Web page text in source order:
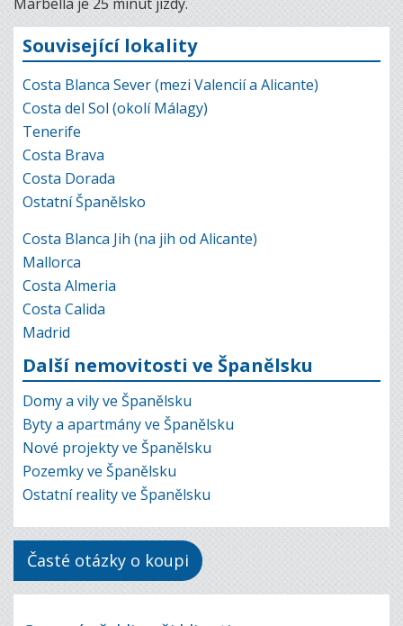
Marbella je 25 minut jízdy.
Související lokality
Costa Blanca Sever (mezi Valencií a Alicante)
Costa del Sol (okolí Málagy)
Tenerife
Costa Brava
Costa Dorada
Ostatní Španělsko
Costa Blanca Jih (na jih od Alicante)
Mallorca
Costa Almeria
Costa Calida
Madrid
Další nemovitosti ve Španělsku
Domy a vily ve Španělsku
Byty a apartmány ve Španělsku
Nové projekty ve Španělsku
Pozemky ve Španělsku
Ostatní reality ve Španělsku
Časté otázky o koupi